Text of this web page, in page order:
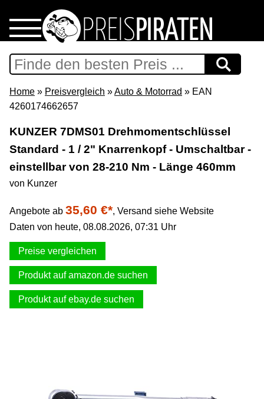
Home
Download
Support & Newsletter
Presse
Datenschutz
Impressum
Home » Preisvergleich »Auto & Motorrad » EAN
4260174662657
KUNZER 7DMS01 Drehmomentschlüssel
Standard - 1 / 2" Knarrenkopf - Umschaltbar -
einstellbar von 28-210 Nm - Länge 460mm
von Kunzer
Angebote ab 35,60 €*, Versand siehe Website
Daten von heute, 08.08.2026, 07:31 Uhr
Preise vergleichen
Produkt auf amazon.de suchen
Produkt auf ebay.de suchen